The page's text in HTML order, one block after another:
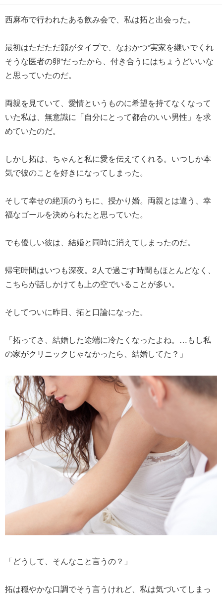
西麻布で行われたある飲み会で、私は拓と出会った。
最初はただただ顔がタイプで、なおかつ“実家を継いでくれ
そうな医者の卵”だったから、付き合うにはちょうどいいな
と思っていたのだ。
両親を見ていて、愛情というものに希望を持てなくなって
いた私は、無意識に「自分にとって都合のいい男性」を求
めていたのだ。
しかし拓は、ちゃんと私に愛を伝えてくれる。いつしか本
気で彼のことを好きになってしまった。
そして幸せの絶頂のうちに、授かり婚。両親とは違う、幸
福なゴールを決められたと思っていた。
でも優しい彼は、結婚と同時に消えてしまったのだ。
帰宅時間はいつも深夜。2人で過ごす時間もほとんどなく、
こちらが話しかけても上の空でいることが多い。
そしてついに昨日、拓と口論になった。
「拓ってさ、結婚した途端に冷たくなったよね。…もし私
の家がクリニックじゃなかったら、結婚してた？」
「どうして、そんなこと言うの？」
拓は穏やかな口調でそう言うけれど、私は気づいてしまっ